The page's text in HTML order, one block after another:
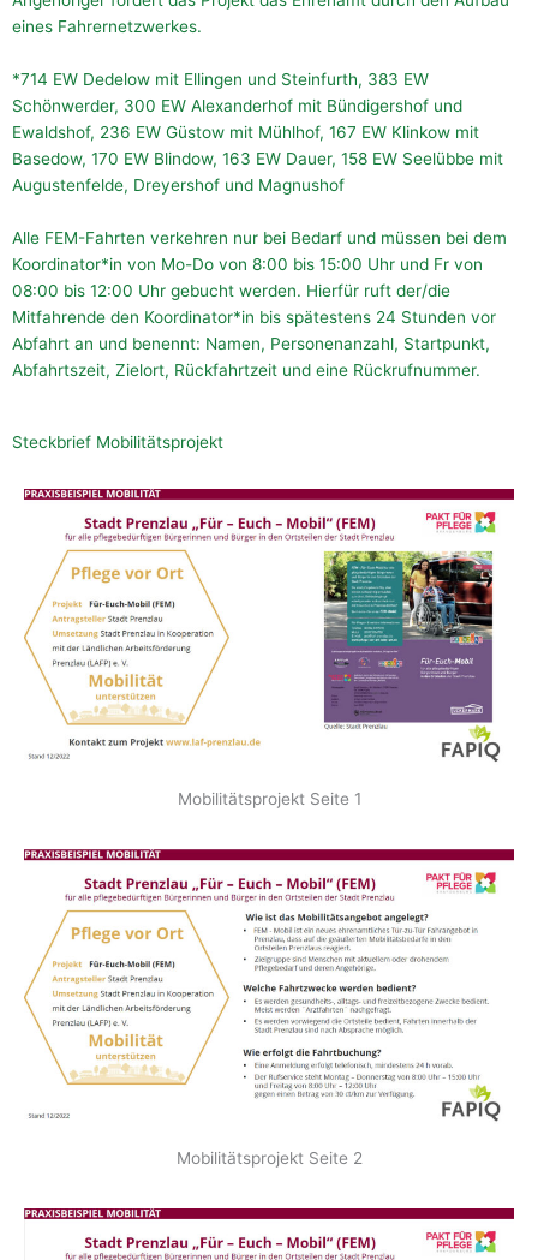
eines Fahrernetzwerkes.
*714 EW Dedelow mit Ellingen und Steinfurth, 383 EW
Schönwerder, 300 EW Alexanderhof mit Bündigershof und
Ewaldshof, 236 EW Güstow mit Mühlhof, 167 EW Klinkow mit
Basedow, 170 EW Blindow, 163 EW Dauer, 158 EW Seelübbe mit
Augustenfelde, Dreyershof und Magnushof
Alle FEM-Fahrten verkehren nur bei Bedarf und müssen bei dem
Koordinator*in von Mo-Do von 8:00 bis 15:00 Uhr und Fr von
08:00 bis 12:00 Uhr gebucht werden. Hierfür ruft der/die
Mitfahrende den Koordinator*in bis spätestens 24 Stunden vor
Abfahrt an und benennt: Namen, Personenanzahl, Startpunkt,
Abfahrtszeit, Zielort, Rückfahrtzeit und eine Rückrufnummer.
Steckbrief Mobilitätsprojekt
Mobilitätsprojekt Seite 1
Mobilitätsprojekt Seite 2